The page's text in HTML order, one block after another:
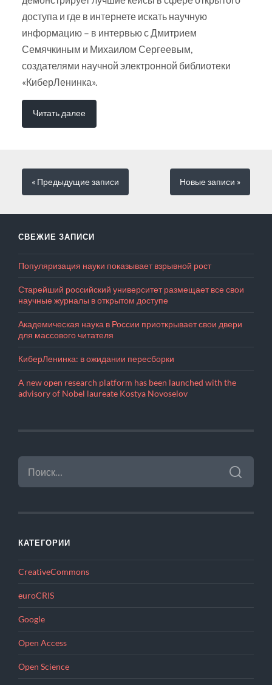
доступа и где в интернете искать научную
информацию – в интервью с Дмитрием
Семячкиным и Михаилом Сергеевым,
создателями научной электронной библиотеки
«КиберЛенинка».
Читать далее
« Предыдущиезаписи Новыезаписи »
СВЕЖИЕ ЗАПИСИ
Популяризация науки показывает взрывной рост
Старейший российский университет размещает все свои
научные журналы в открытом доступе
Академическая наука в России приоткрывает свои двери
для массового читателя
КиберЛенинка: в ожидании пересборки
A new open research platform has been launched with the
advisory of Nobel laureate Kostya Novoselov
НАЙТИ:
КАТЕГОРИИ
CreativeCommons
euroCRIS
Google
Open Access
Open Science